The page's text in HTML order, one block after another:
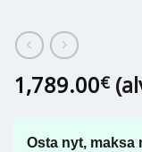
1,789.00€
Osta nyt, maksa